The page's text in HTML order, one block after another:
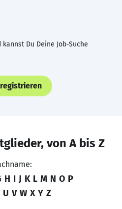
Du Deine Job-Suche
von A bis Z
H I J K L M N O P
U V W X Y Z